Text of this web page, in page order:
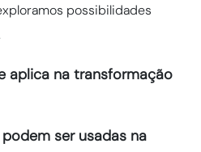
possibilidades
aplica na transformação
ser usadas na